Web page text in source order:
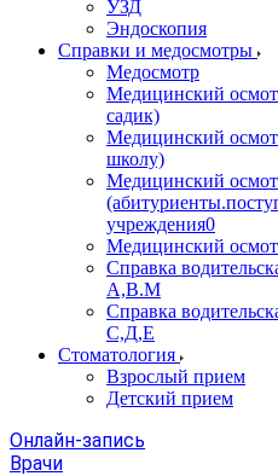
УЗД
Эндоскопия
Справки и медосмотры
Медосмотр
Медицинский
садик)
Медицинский
школу)
Медицинский
учреждения0
Медицинский
Справка
А,В.М
Справка
С,Д,Е
Стоматология
Взрослый прием
Детский прием
Онлайн-запись
Врачи